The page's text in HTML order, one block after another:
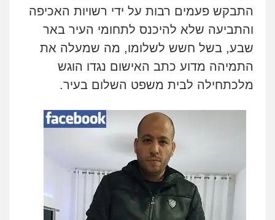
התבקש פעמים רבות על ידי רשויות האכיפה
והתביעה שלא להיכנס לתחומי העיר באר
שבע, בשל חשש לשלומו, מה שמעלה את
התמיהה מדוע כתב האישום נגדו הוגש
מלכתחילה לבית משפט השלום בעיר.